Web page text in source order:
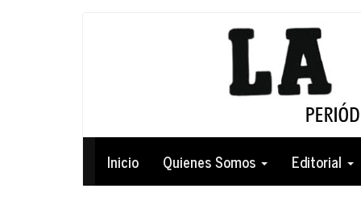
Navegación
principal
Inicio Quienes Somos Editorial